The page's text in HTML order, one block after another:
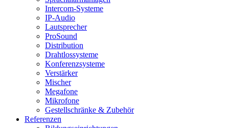
Intercom-Systeme
IP-Audio
Lautsprecher
ProSound
Distribution
Drahtlossysteme
Konferenzsysteme
Verstärker
Mischer
Megafone
Mikrofone
Gestellschränke & Zubehör
Referenzen